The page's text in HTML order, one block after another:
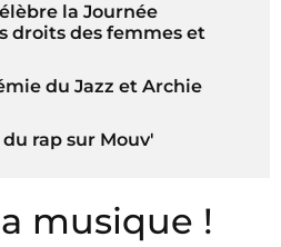
la Journée
droits des femmes et
du Jazz et Archie
rap sur Mouv'
musique !